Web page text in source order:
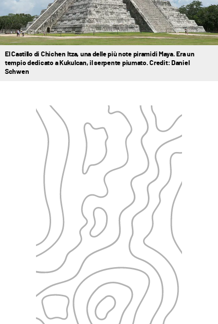
El Castillo di Chichen Itza, una delle più note piramidi Maya. Era un
tempio dedicato a Kukulcan, il serpente piumato. Credit: Daniel
Schwen